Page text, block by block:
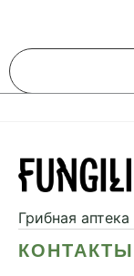
Грибная аптека
КОНТАКТЫ